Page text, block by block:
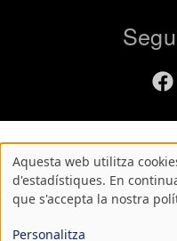
Atenció!
Aquest
lloc
Aquesta web utilitza
d'estadístiques. En
que s'accepta la nostra
Personalitza